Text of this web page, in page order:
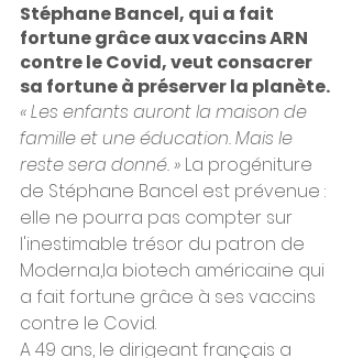
Stéphane Bancel, qui a fait
fortune grâce aux vaccins ARN
contre le Covid, veut consacrer
sa fortune à préserver la planète.
« Les enfants auront la maison de
famille et une éducation. Mais le
reste sera donné. » La progéniture
de Stéphane Bancel est prévenue :
elle ne pourra pas compter sur
l'inestimable trésor du patron de
Moderna,la biotech américaine qui
a fait fortune grâce à ses vaccins
contre le Covid.
A 49 ans, le dirigeant français a